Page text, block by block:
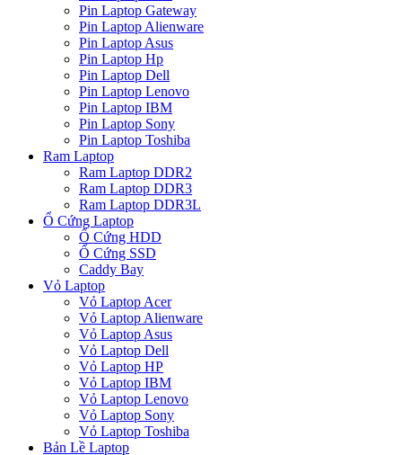
Pin Laptop Gateway
Pin Laptop Alienware
Pin Laptop Asus
Pin Laptop Hp
Pin Laptop Dell
Pin Laptop Lenovo
Pin Laptop IBM
Pin Laptop Sony
Pin Laptop Toshiba
Ram Laptop
Ram Laptop DDR2
Ram Laptop DDR3
Ram Laptop DDR3L
Ổ Cứng Laptop
Ổ Cứng HDD
Ổ Cứng SSD
Caddy Bay
Vỏ Laptop
Vỏ Laptop Acer
Vỏ Laptop Alienware
Vỏ Laptop Asus
Vỏ Laptop Dell
Vỏ Laptop HP
Vỏ Laptop IBM
Vỏ Laptop Lenovo
Vỏ Laptop Sony
Vỏ Laptop Toshiba
Bản Lề Laptop